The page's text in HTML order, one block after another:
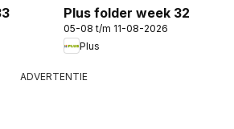
Plus folder week 32
05-08 t/m 11-08-2026
Plus
ADVERTENTIE